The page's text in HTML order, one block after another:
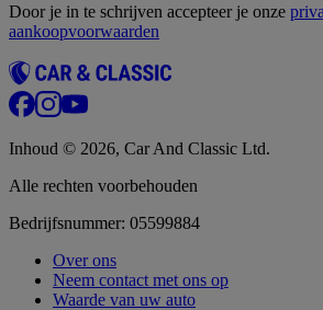
Door je in te schrijven accepteer je onze
aankoopvoorwaarden
Inhoud © 2026, Car And Classic Ltd.
Alle rechten voorbehouden
Bedrijfsnummer: 05599884
Over ons
Neem contact met ons op
Waarde van uw auto